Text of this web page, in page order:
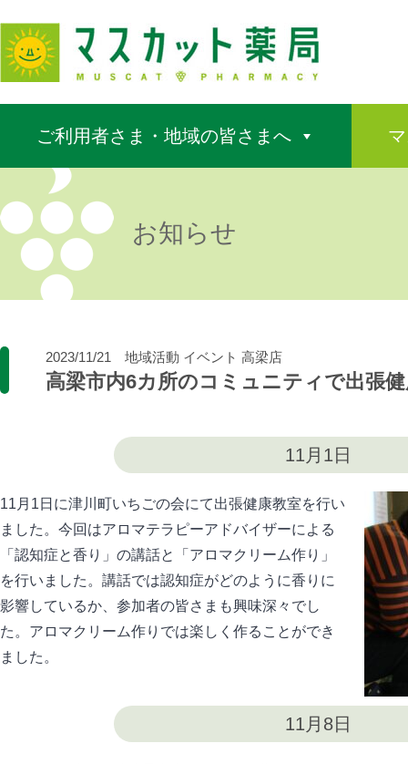
ご利用者さま・地域の皆さまへ
お知らせ
2023/11/21 地域活動 イベント 高梁店
高梁市内6カ所のコミュニティで出張
11月1日
11月1日に津川町いちごの会にて出張健康教室を行い
ました。今回はアロマテラピーアドバイザーによる
「認知症と香り」の講話と「アロマクリーム作り」
を行いました。講話では認知症がどのように香りに
影響しているか、参加者の皆さまも興味深々でし
た。アロマクリーム作りでは楽しく作ることができ
ました。
11月8日